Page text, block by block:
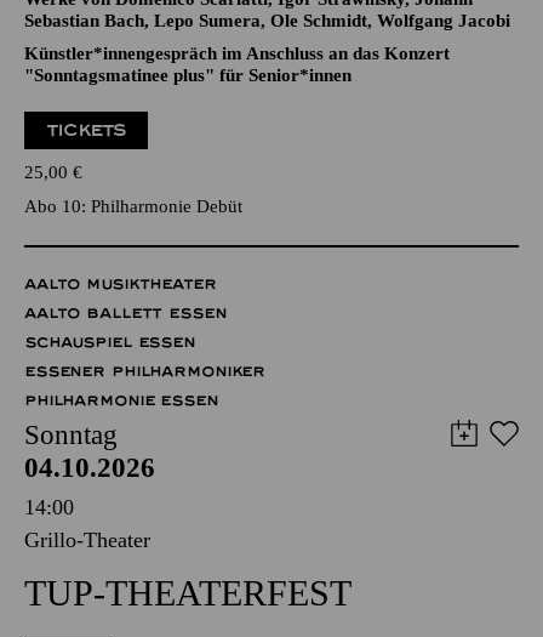
AKKORDEON VIRTUOS
Werke von Domenico Scarlatti, Igor Strawinsky, Johann
Künstler*innengespräch im Anschluss an das Konzert
"Sonntagsmatinee plus" für Senior*innen
TICKETS
25,00€
Abo 10: Philharmonie Debüt
ESSENER PHILHARMONIKER
PHILHARMONIE ESSEN
Sonntag
04.10.2026
14:00